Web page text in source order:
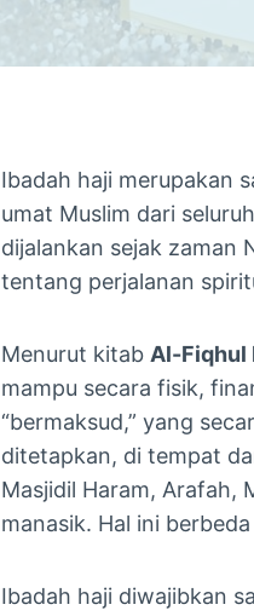
Ibadah haji merupakan
umat Muslim dari
dijalankan sejak zaman
tentang perjalanan
Menurut kitab Al-Fiqhul
mampu secara fisik,
“bermaksud,” yang
ditetapkan, di tempat
Masjidil Haram, Arafah,
manasik. Hal ini
Ibadah haji diwajibkan